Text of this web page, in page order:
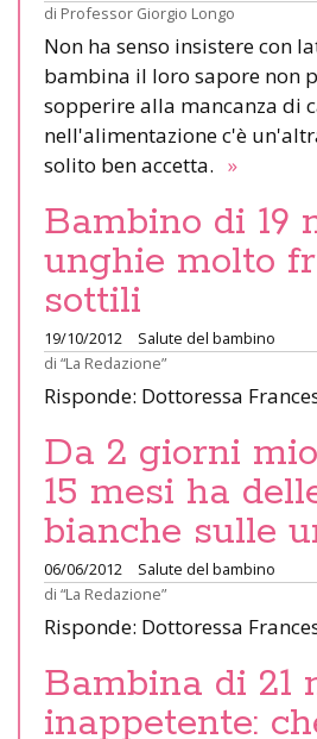
di Professor Giorgio Longo
Non ha senso insistere con
bambina il loro sapore non
sopperire alla mancanza di
nell'alimentazione c'è
solito ben accetta. »
Bambino di 19
unghie molto
sottili
19/10/2012
Salute del bambino
di “La Redazione”
Risponde: Dottoressa
Da 2 giorni
15 mesi ha
bianche sulle
06/06/2012
Salute del bambino
di “La Redazione”
Risponde: Dottoressa
Bambina di 21
inappetente: